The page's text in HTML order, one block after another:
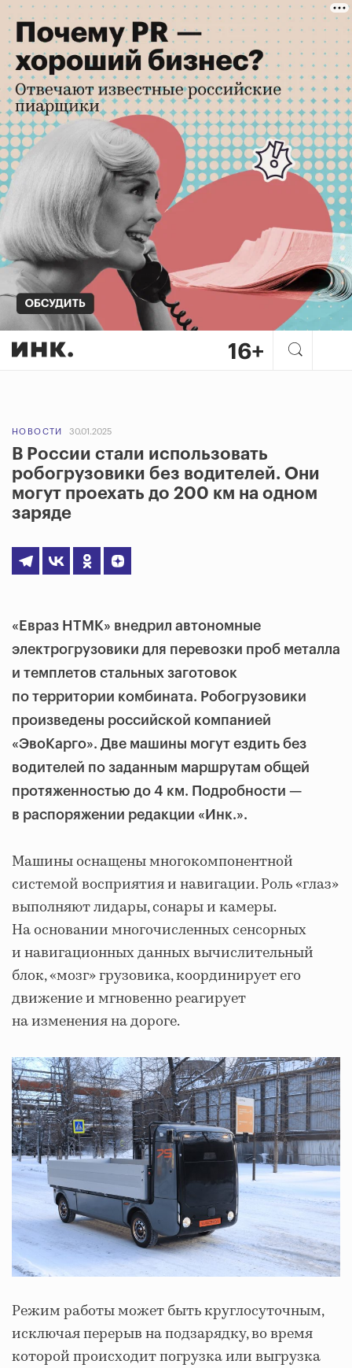
НОВОСТИ 30.01.2025
В России стали использовать
робогрузовики без водителей. Они
могут проехать до 200 км на одном
заряде
«Евраз НТМК» внедрил автономные
электрогрузовики для перевозки проб металла
и темплетов стальных заготовок
по территории комбината. Робогрузовики
произведены российской компанией
«ЭвоКарго». Две машины могут ездить без
водителей по заданным маршрутам общей
протяженностью до 4 км. Подробности —
в распоряжении редакции «Инк.».
Машины оснащены многокомпонентной
системой восприятия и навигации. Роль «глаз»
выполняют лидары, сонары и камеры.
На основании многочисленных сенсорных
и навигационных данных вычислительный
блок, «мозг» грузовика, координирует его
движение и мгновенно реагирует
на изменения на дороге.
Режим работы может быть круглосуточным,
исключая перерыв на подзарядку, во время
которой происходит погрузка или выгрузка